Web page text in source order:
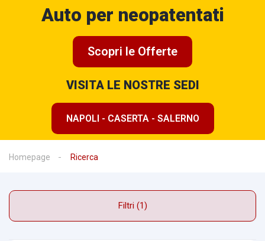
Auto per neopatentati
Scopri le Offerte
VISITA LE NOSTRE SEDI
NAPOLI - CASERTA - SALERNO
Homepage Ricerca
Filtri (1)